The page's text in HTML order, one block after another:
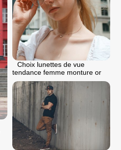
Choix lunettes de vue
tendance femme monture or